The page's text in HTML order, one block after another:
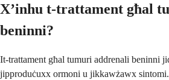
X’inhu t-trattament għal
beninni?
It-trattament għal tumuri addrenali beninni
jipproduċuxx ormoni u jikkawżawx